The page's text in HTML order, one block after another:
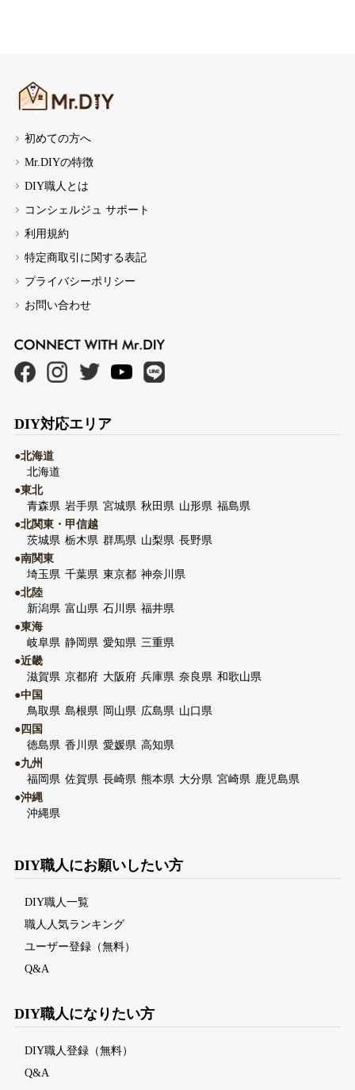
初めての方へ
Mr.DIYの特徴
DIY職人とは
コンシェルジュ サポート
利用規約
特定商取引に関する表記
プライバシーポリシー
お問い合わせ
DIY対応エリア
●北海道
北海道
●東北
青森県 岩手県 宮城県 秋田県 山形県 福島県
●北関東・甲信越
茨城県 栃木県 群馬県 山梨県 長野県
●南関東
埼玉県 千葉県 東京都 神奈川県
●北陸
新潟県 富山県 石川県 福井県
●東海
岐阜県 静岡県 愛知県 三重県
●近畿
滋賀県 京都府 大阪府 兵庫県 奈良県 和歌山県
●中国
鳥取県 島根県 岡山県 広島県 山口県
●四国
徳島県 香川県 愛媛県 高知県
●九州
福岡県 佐賀県 長崎県 熊本県 大分県 宮崎県 鹿児島県
●沖縄
沖縄県
DIY職人にお願いしたい方
DIY職人一覧
職人人気ランキング
ユーザー登録（無料）
Q&A
DIY職人になりたい方
DIY職人登録（無料）
Q&A